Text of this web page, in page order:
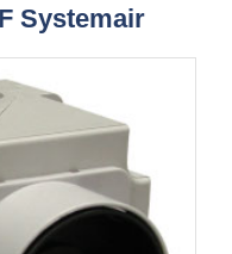
Systemair